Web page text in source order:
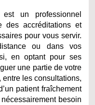
un professionnel
des accréditations et
pour vous servir.
ou dans vos
en optant pour ses
une partie de votre
les consultations,
patient fraîchement
besoin